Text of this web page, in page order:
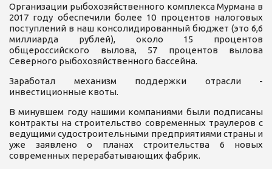
Организации рыбохозяйственного комплекса Мурмана в
2017 году обеспечили более 10 процентов налоговых
поступлений в наш консолидированный бюджет (это 6,6
миллиарда рублей), около 15 процентов
общероссийского вылова, 57 процентов вылова
Северного рыбохозяйственного бассейна.
Заработал механизм поддержки отрасли -
инвестиционные квоты.
В минувшем году нашими компаниями были подписаны
контракты на строительство современных траулеров с
ведущими судостроительными предприятиями страны и
уже заявлено о планах строительства 6 новых
современных перерабатывающих фабрик.